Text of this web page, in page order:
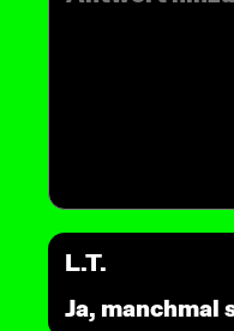
L.T.
Ja, manchmal